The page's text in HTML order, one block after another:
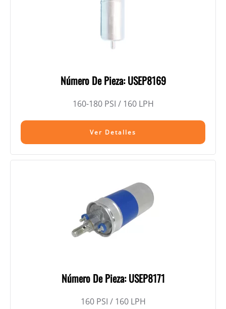
Número De Pieza: USEP8169
160-180 PSI / 160 LPH
Ver Detalles
Número De Pieza: USEP8171
160 PSI / 160 LPH